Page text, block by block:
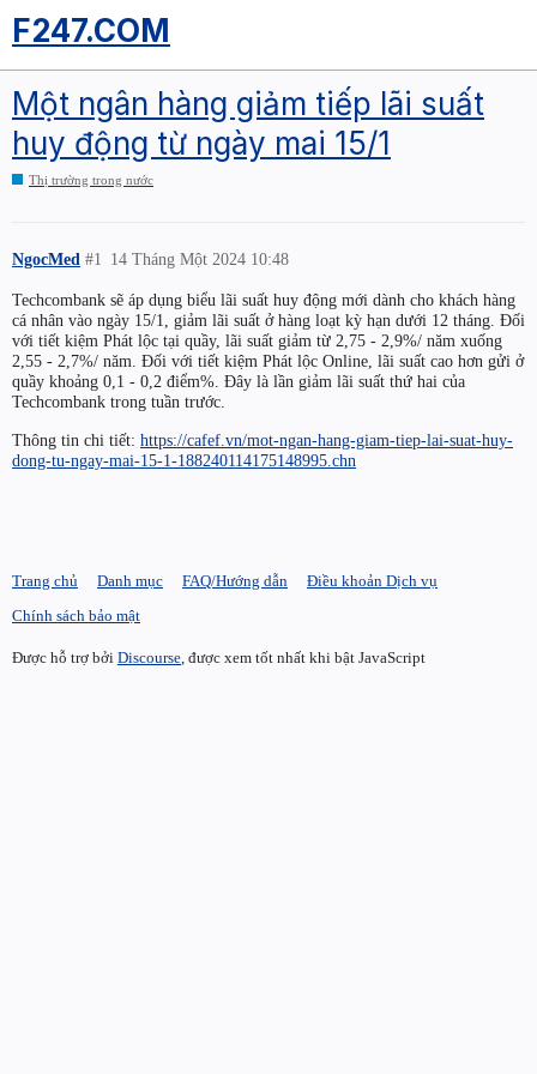
F247.COM
Một ngân hàng giảm tiếp lãi suất
huy động từ ngày mai 15/1
Thị trường trong nước
NgocMed 14 Tháng Một 2024 10:48
#1
Techcombank sẽ áp dụng biểu lãi suất huy động mới dành cho khách hàng
cá nhân vào ngày 15/1, giảm lãi suất ở hàng loạt kỳ hạn dưới 12 tháng. Đối
với tiết kiệm Phát lộc tại quầy, lãi suất giảm từ 2,75 - 2,9%/ năm xuống
2,55 - 2,7%/ năm. Đối với tiết kiệm Phát lộc Online, lãi suất cao hơn gửi ở
quầy khoảng 0,1 - 0,2 điểm%. Đây là lần giảm lãi suất thứ hai của
Techcombank trong tuần trước.
Thông tin chi tiết: https://cafef.vn/mot-ngan-hang-giam-tiep-lai-suat-huy-
dong-tu-ngay-mai-15-1-188240114175148995.chn
Trang chủ Danh mục FAQ/Hướng dẫn
Điều khoản Dịch vụ
Chính sách bảo mật
Được hỗ trợ bởi Discourse, được xem tốt nhất khi bật JavaScript